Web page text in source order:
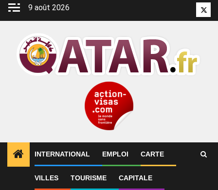
Aller
9 août 2026
INTERNATIONAL EMPLOI CARTE
VILLES TOURISME CAPITALE
International